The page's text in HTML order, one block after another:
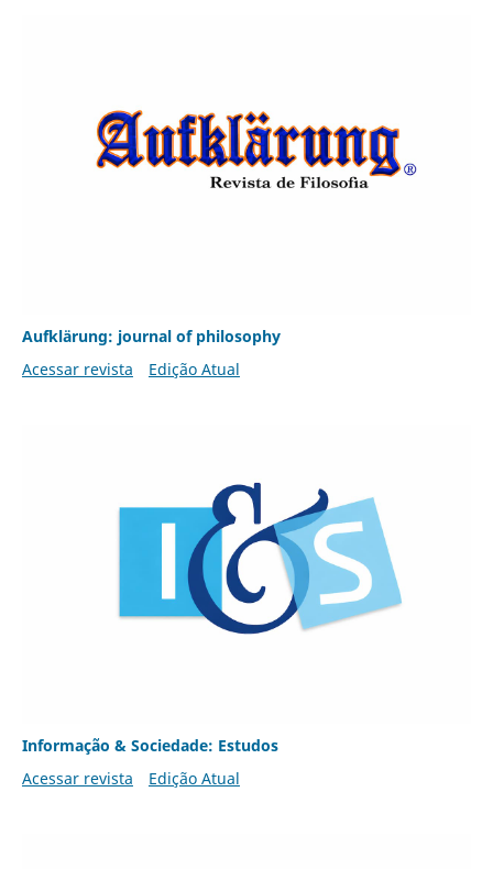
Aufklärung: journal of philosophy
Acessar revista
Edição Atual
Informação & Sociedade: Estudos
Acessar revista
Edição Atual